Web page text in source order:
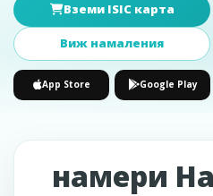
Вземи ISIC карта
Виж намаления
App Store Google Play
Специални
предложения ×
намери